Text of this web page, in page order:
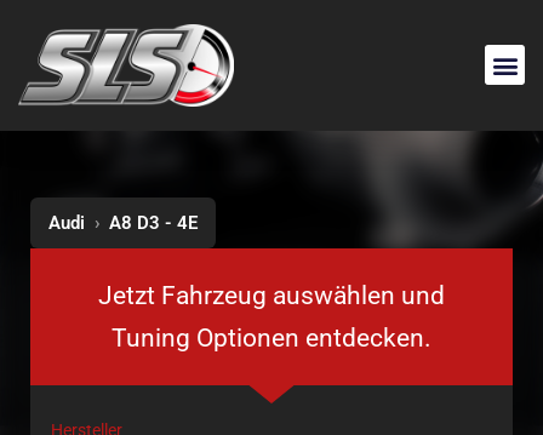
Audi › A8 D3 - 4E
Jetzt Fahrzeug auswählen und
Tuning Optionen entdecken.
Hersteller